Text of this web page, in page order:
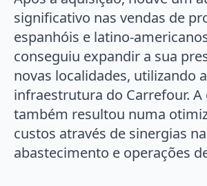
significativo nas vendas de
espanhóis e latino-
conseguiu expandir a sua
novas localidades, utilizando a
infraestrutura do Carrefour. A
também resultou numa
custos através de sinergias
abastecimento e operações